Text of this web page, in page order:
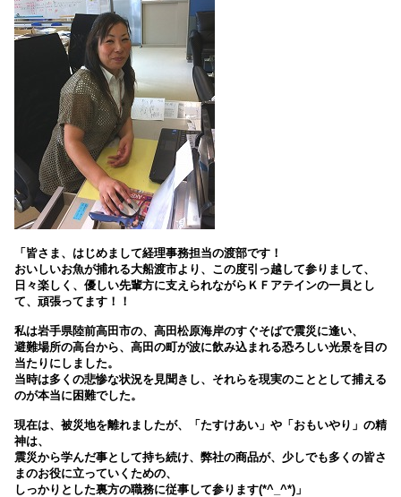
「皆さま、はじめまして経理事務担当の渡部です！
おいしいお魚が捕れる大船渡市より、この度引っ越して参りまして、
日々楽しく、優しい先輩方に支えられながらＫＦアテインの一員とし
て、頑張ってます！！
私は岩手県陸前高田市の、高田松原海岸のすぐそばで震災に逢い、
避難場所の高台から、高田の町が波に飲み込まれる恐ろしい光景を目の
当たりにしました。
当時は多くの悲惨な状況を見聞きし、それらを現実のこととして捕える
のが本当に困難でした。
現在は、被災地を離れましたが、「たすけあい」や「おもいやり」の精
神は、
震災から学んだ事として持ち続け、弊社の商品が、少しでも多くの皆さ
まのお役に立っていくための、
しっかりとした裏方の職務に従事して参ります(*^_^*)」